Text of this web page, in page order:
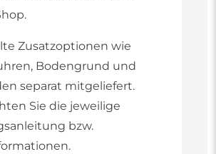
Zusatzoptionen wie
Bodengrund und
separat mitgeliefert.
Sie die jeweilige
bzw.